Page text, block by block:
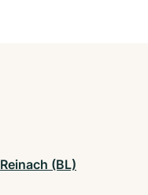
Reinach (BL)